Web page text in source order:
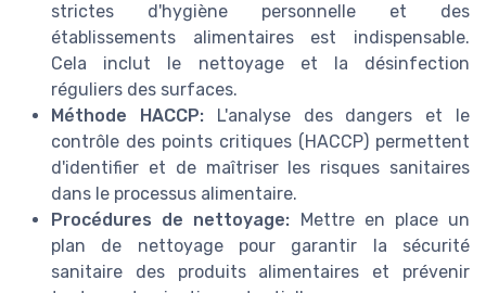
strictes d'hygiène personnelle et des
établissements alimentaires est indispensable.
Cela inclut le nettoyage et la désinfection
réguliers des surfaces.
Méthode HACCP:L'analyse des dangers et le
contrôle des points critiques (HACCP) permettent
d'identifier et de maîtriser les risques sanitaires
dans le processus alimentaire.
Procédures de nettoyage:
Mettre en place un
plan de nettoyage pour garantir la sécurité
sanitaire des produits alimentaires et prévenir